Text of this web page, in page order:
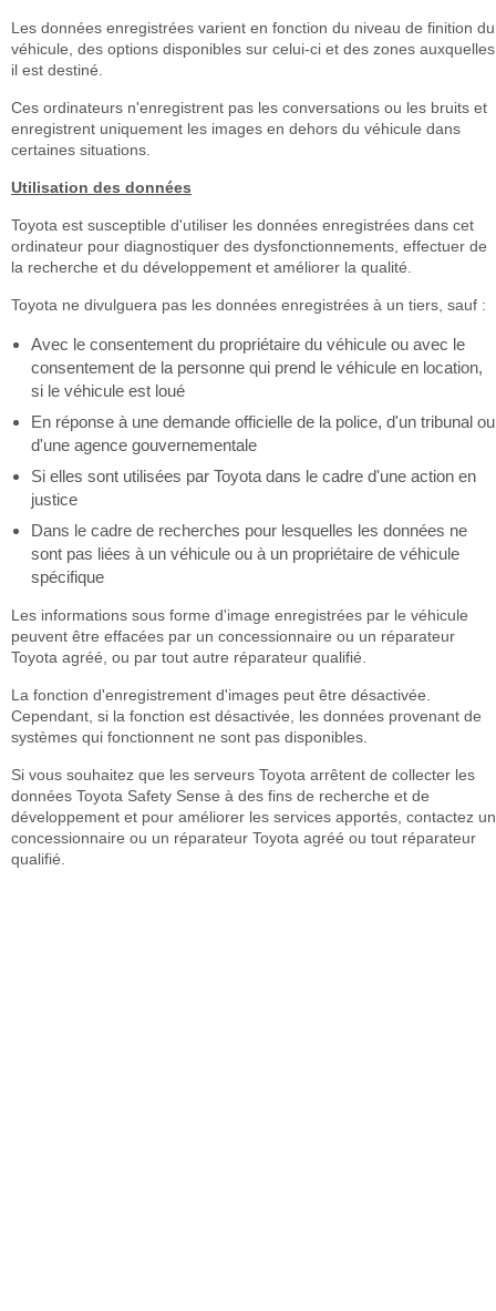
Les données enregistrées varient en fonction du niveau de finition du
véhicule, des options disponibles sur celui-ci et des zones auxquelles
il est destiné.
Ces ordinateurs n'enregistrent pas les conversations ou les bruits et
enregistrent uniquement les images en dehors du véhicule dans
certaines situations.
Utilisation des données
Toyota est susceptible d'utiliser les données enregistrées dans cet
ordinateur pour diagnostiquer des dysfonctionnements, effectuer de
la recherche et du développement et améliorer la qualité.
Toyota ne divulguera pas les données enregistrées à un tiers, sauf :
Avec le consentement du propriétaire du véhicule ou avec le
consentement de la personne qui prend le véhicule en location,
si le véhicule est loué
En réponse à une demande officielle de la police, d'un tribunal ou
d'une agence gouvernementale
Si elles sont utilisées par Toyota dans le cadre d'une action en
justice
Dans le cadre de recherches pour lesquelles les données ne
sont pas liées à un véhicule ou à un propriétaire de véhicule
spécifique
Les informations sous forme d'image enregistrées par le véhicule
peuvent être effacées par un concessionnaire ou un réparateur
Toyota agréé, ou par tout autre réparateur qualifié.
La fonction d'enregistrement d'images peut être désactivée.
Cependant, si la fonction est désactivée, les données provenant de
systèmes qui fonctionnent ne sont pas disponibles.
Si vous souhaitez que les serveurs Toyota arrêtent de collecter les
données Toyota Safety Sense à des fins de recherche et de
développement et pour améliorer les services apportés, contactez un
concessionnaire ou un réparateur Toyota agréé ou tout réparateur
qualifié.